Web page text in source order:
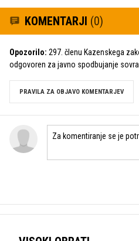
KOMENTARJI (0)
Opozorilo: 297. členu Kazenskega
odgovoren za javno spodbujanje
PRAVILA ZA OBJAVO KOMENTARJEV